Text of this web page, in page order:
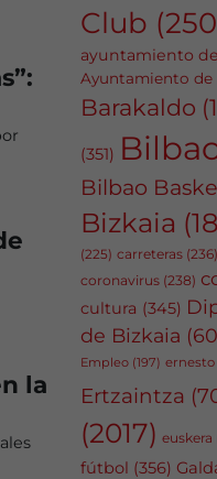
la
Club
ayuntamiento
Ayuntamiento de
Barakaldo
(351)
Bilbao
Bizkaia
(225) carreteras (236)
coronavirus (238)
cultura (345)
de Bizkaia
Empleo (197) ernesto
Ertzaintza
(2017) euskera
fútbol (356)